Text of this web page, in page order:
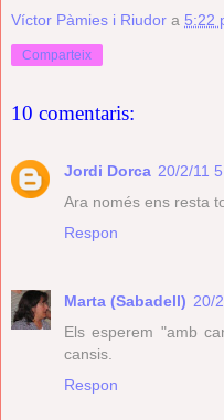
Víctor Pàmies i Riudor a 5:22
Comparteix
10 comentaris:
Jordi Dorca 20/2/11
Ara només ens resta
Respon
Marta (Sabadell) 20/
Els esperem "amb
cansis.
Respon